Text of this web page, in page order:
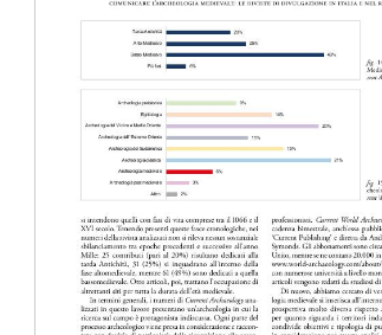
nuova interpretazione della fibbia di Landelino